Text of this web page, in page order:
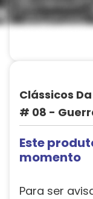
Clássicos
# 08 -
Este
momento
Para ser